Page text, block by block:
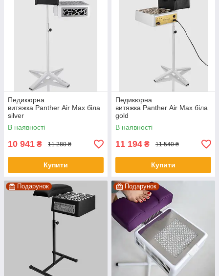
Педикюрна
витяжка Panther Air Max біла
silver
В наявності
10 941 ₴ 11 280 ₴
Купити
Педикюрна
витяжка Panther Air Max біла
gold
В наявності
11 194 ₴ 11 540 ₴
Купити
Подарунок Подарунок